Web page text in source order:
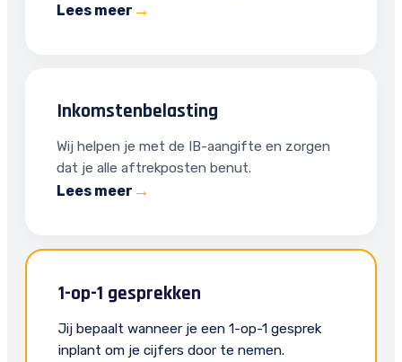
Lees meer
Inkomstenbelasting
Wij helpen je met de IB-aangifte en zorgen
dat je alle aftrekposten benut.
Lees meer
1-op-1 gesprekken
Jij bepaalt wanneer je een 1-op-1 gesprek
inplant om je cijfers door te nemen.